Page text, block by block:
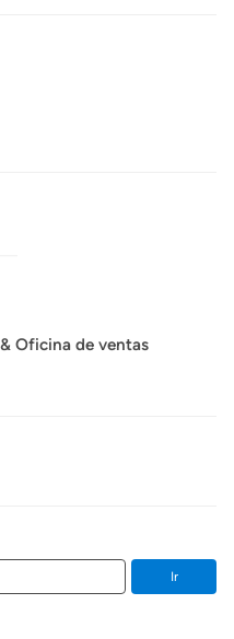
Oficina de ventas
Ir